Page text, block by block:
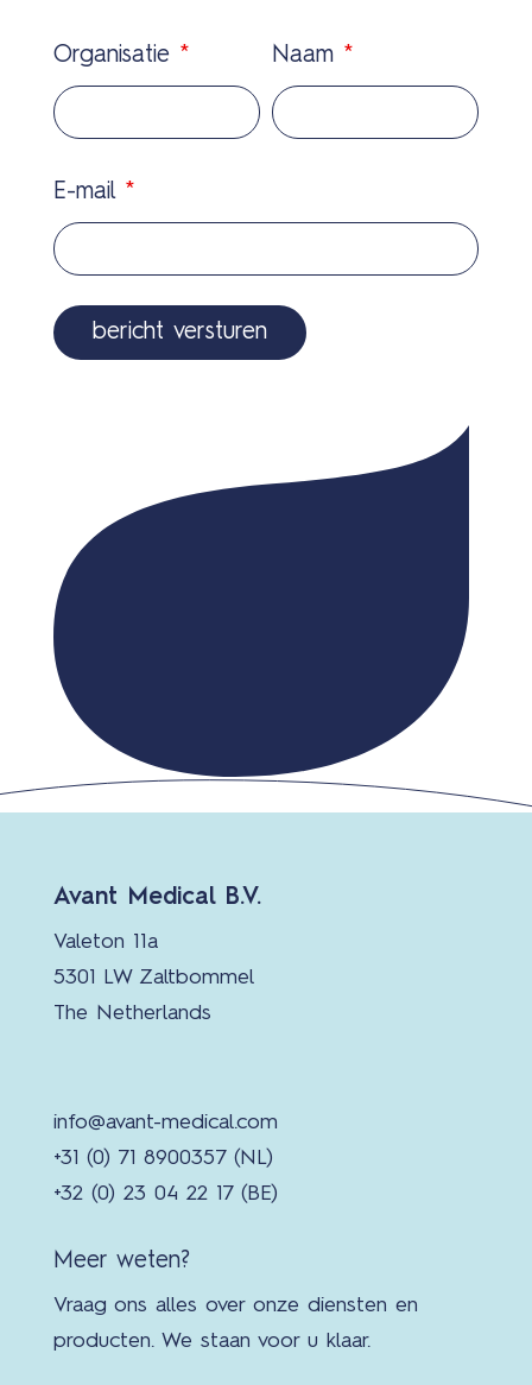
Organisatie * Naam *
E-mail *
Avant Medical B.V.
Valeton 11a
5301 LW Zaltbommel
The Netherlands
info@avant-medical.com
+31 (0) 71 8900357 (NL)
+32 (0) 23 04 22 17 (BE)
Meer weten?
Vraag ons alles over onze diensten en
producten. We staan voor u klaar.